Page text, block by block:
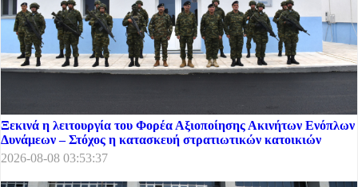
Ξεκινά η λειτουργία του Φορέα Αξιοποίησης Ακινήτων Ενόπλων
Δυνάμεων – Στόχος η κατασκευή στρατιωτικών κατοικιών
2026-08-08 03:53:37